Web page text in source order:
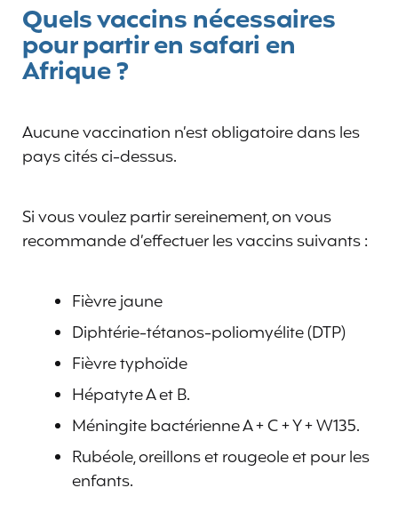
Quels vaccins nécessaires
pour partir en safari en
Afrique ?
Aucune vaccination n’est obligatoire dans les
pays cités ci-dessus.
Si vous voulez partir sereinement, on vous
recommande d’effectuer les vaccins suivants :
Fièvre jaune
Diphtérie-tétanos-poliomyélite (DTP)
Fièvre typhoïde
Hépatyte A et B.
Méningite bactérienne A + C + Y + W135.
Rubéole, oreillons et rougeole et pour les
enfants.